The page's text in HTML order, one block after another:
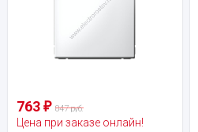
763 ₽ 847 руб.
Цена при заказе онлайн!